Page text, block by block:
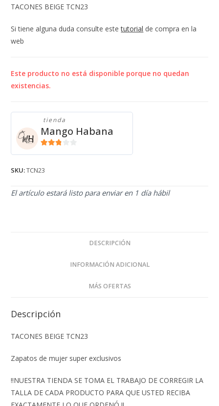
TACONES BEIGE TCN23
Si tiene alguna duda consulte estetutorial de compra en la
web
Este producto no está disponible porque no quedan
existencias.
tienda
Mango Habana
SKU:TCN23
El artículo estará listo para enviar en 1 día hábil
DESCRIPCIÓN
INFORMACIÓN ADICIONAL
MÁS OFERTAS
Descripción
TACONES BEIGE TCN23
Zapatos de mujer super exclusivos
‼️NUESTRA TIENDA SE TOMA EL TRABAJO DE CORREGIR LA
TALLA DE CADA PRODUCTO PARA QUE USTED RECIBA